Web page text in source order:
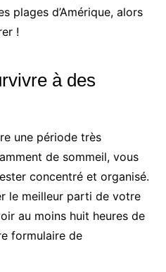
plages d’Amérique, alors
!
à des
une période très
de sommeil, vous
concentré et organisé.
le meilleur parti de votre
au moins huit heures de
formulaire de